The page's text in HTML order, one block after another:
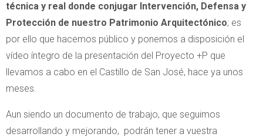
técnica y real donde conjugar Intervención, Defensa y
Protección de nuestro Patrimonio Arquitectónico; es
por ello que hacemos público y ponemos a disposición el
vídeo íntegro de la presentación del Proyecto +P que
llevamos a cabo en el Castillo de San José, hace ya unos
meses.
Aun siendo un documento de trabajo, que seguimos
desarrollando y mejorando, podrán tener a vuestra